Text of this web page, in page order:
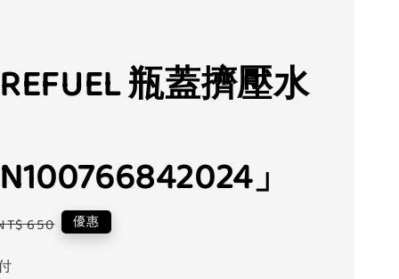
瓶蓋擠壓水
」
650 優惠